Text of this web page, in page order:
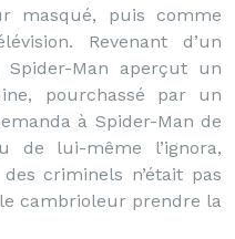
masqué, puis comme
Revenant d’un
Spider-Man aperçut un
pourchassé par un
à Spider-Man de
de lui-même l’ignora,
criminels n’était pas
cambrioleur prendre la